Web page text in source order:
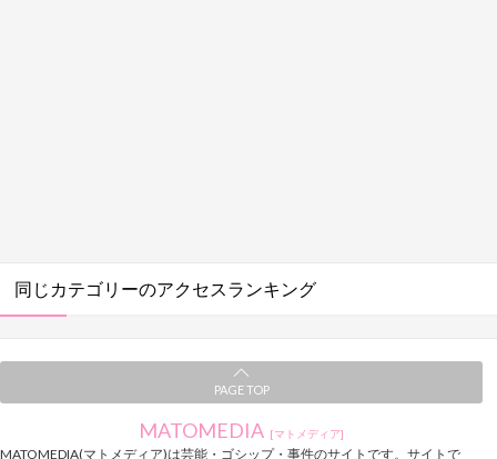
同じカテゴリーのアクセスランキング
PAGE TOP
MATOMEDIA [マトメディア]
MATOMEDIA(マトメディア)は芸能・ゴシップ・事件のサイトです。サイトで